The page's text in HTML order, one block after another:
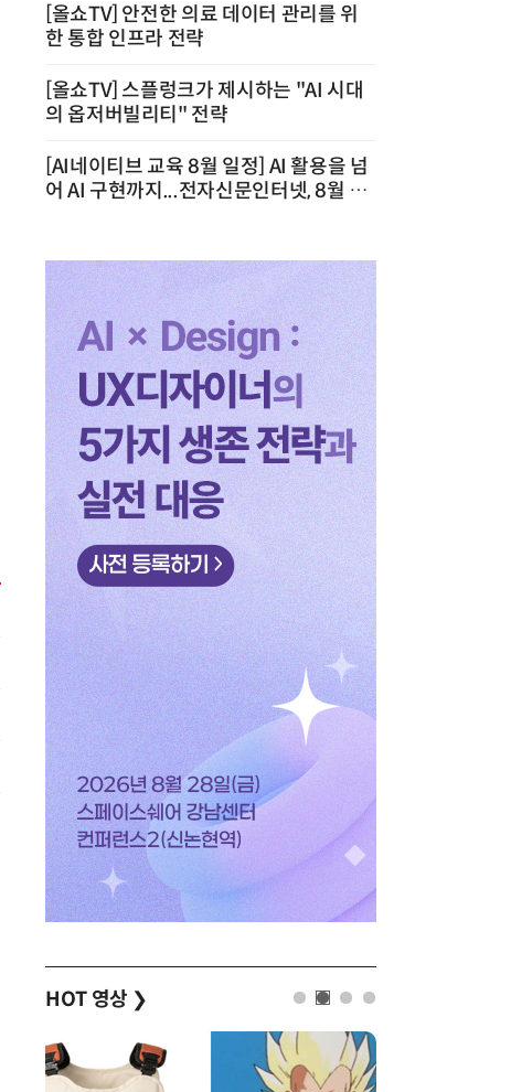
[올쇼TV] 안전한 의료 데이터 관리를 위
한 통합 인프라 전략
[올쇼TV] 스플렁크가 제시하는 "AI 시대
의 옵저버빌리티" 전략
[AI네이티브 교육 8월 일정] AI 활용을 넘
어 AI 구현까지...전자신문인터넷, 8월 실
HOT 영상 ❯